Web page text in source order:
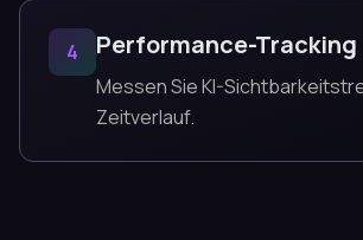
4 Performance-Tracking
Messen Sie KI-
Zeitverlauf.